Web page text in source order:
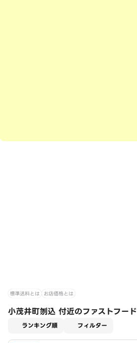
標準送料とは お店価格とは
小茂井町刎込 付近のファストフード
ランキング順 フィルター